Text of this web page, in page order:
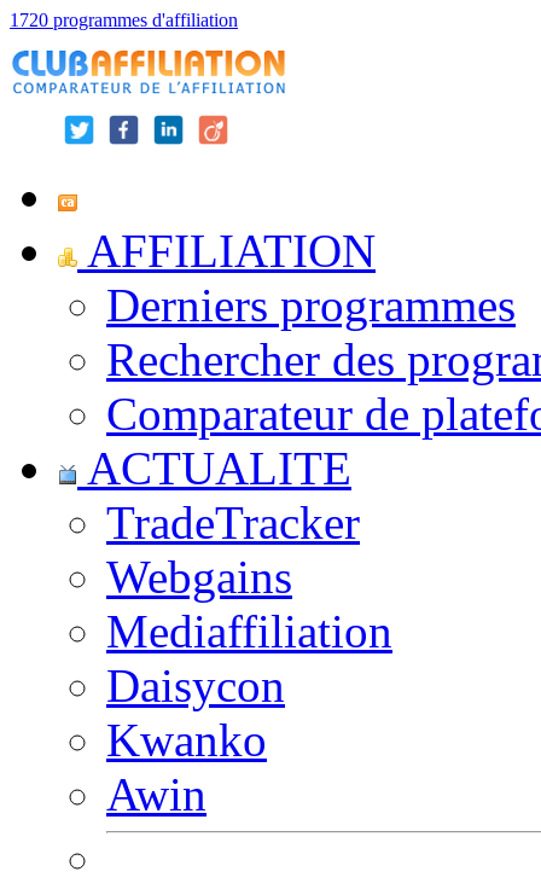
1720 programmes d'affiliation
AFFILIATION
Derniers programmes
Rechercher des
Comparateur de
ACTUALITE
TradeTracker
Webgains
Mediaffiliation
Daisycon
Kwanko
Awin